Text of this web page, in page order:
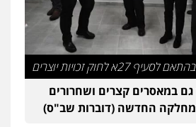
אייל בסרגליק
כלכלי צווארון לבן עורכי דין לענייני
אזרחי נדל"ן / עסקים
ארבל
פשיעה חמורה מעצרים וחקירות
לחוק זכויות יוצרים
במאסרים קצרים ושחרורים
החדשה (דוברות שב"ס)